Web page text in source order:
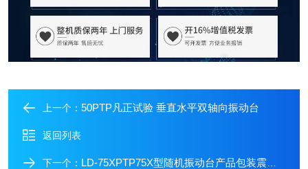
上一个： 50PTP凡正试验 垂直水平双轴向振动台
返回列表
下一个： LD-75XPTP75X型随机振动台产品包装震动试验机